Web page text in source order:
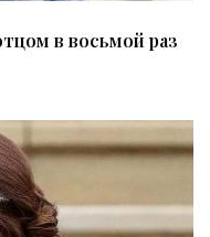
в восьмой раз